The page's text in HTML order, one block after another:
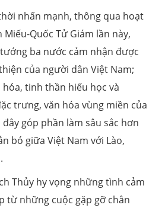
nhấn mạnh, thông qua hoạt
Quốc Tử Giám lần này,
ba nước cảm nhận được
của người dân Việt Nam;
tinh thần hiếu học và
trưng, văn hóa vùng miền của
góp phần làm sâu sắc hơn
bó giữa Việt Nam với Lào,
Thủy hy vọng những tình cảm
từ những cuộc gặp gỡ chân